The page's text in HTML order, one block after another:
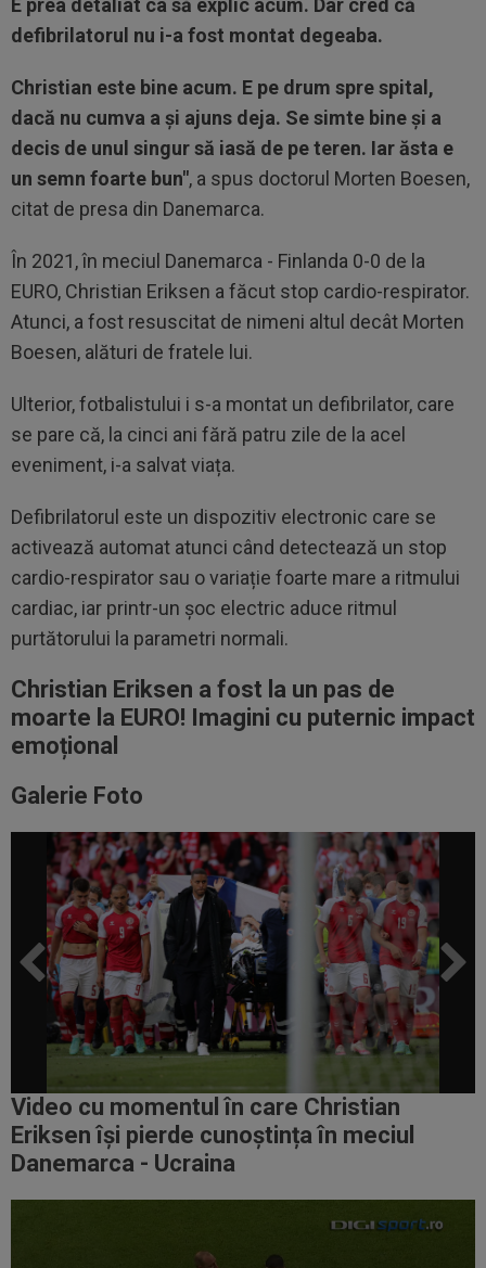
E prea detaliat ca să explic acum. Dar cred că
defibrilatorul nu i-a fost montat degeaba.
Christian este bine acum. E pe drum spre spital,
dacă nu cumva a și ajuns deja. Se simte bine și a
decis de unul singur să iasă de pe teren. Iar ăsta e
un semn foarte bun", a spus doctorul Morten Boesen,
citat de presa din Danemarca.
În 2021, în meciul Danemarca - Finlanda 0-0 de la
EURO, Christian Eriksen a făcut stop cardio-respirator.
Atunci, a fost resuscitat de nimeni altul decât Morten
Boesen, alături de fratele lui.
Ulterior, fotbalistului i s-a montat un defibrilator, care
se pare că, la cinci ani fără patru zile de la acel
eveniment, i-a salvat viața.
Defibrilatorul este un dispozitiv electronic care se
activează automat atunci când detectează un stop
cardio-respirator sau o variație foarte mare a ritmului
cardiac, iar printr-un șoc electric aduce ritmul
purtătorului la parametri normali.
Christian Eriksen a fost la un pas de
moarte la EURO! Imagini cu puternic impact
emoțional
Galerie Foto
Video cu momentul în care Christian
Eriksen își pierde cunoștința în meciul
Danemarca - Ucraina